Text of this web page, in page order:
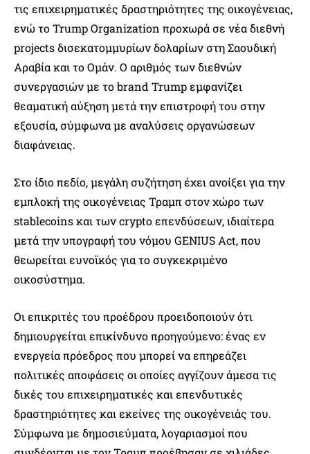
τις επιχειρηματικές δραστηριότητες της οικογένειας,
ενώ το Trump Organization προχωρά σε νέα διεθνή
projects δισεκατομμυρίων δολαρίων στη Σαουδική
Αραβία και το Ομάν. Ο αριθμός των διεθνών
συνεργασιών με το brand Trump εμφανίζει
θεαματική αύξηση μετά την επιστροφή του στην
εξουσία, σύμφωνα με αναλύσεις οργανώσεων
διαφάνειας.
Στο ίδιο πεδίο, μεγάλη συζήτηση έχει ανοίξει για την
εμπλοκή της οικογένειας Τραμπ στον χώρο των
stablecoins και των crypto επενδύσεων, ιδιαίτερα
μετά την υπογραφή του νόμου GENIUS Act, που
θεωρείται ευνοϊκός για το συγκεκριμένο
οικοσύστημα.
Οι επικριτές του προέδρου προειδοποιούν ότι
δημιουργείται επικίνδυνο προηγούμενο: ένας εν
ενεργεία πρόεδρος που μπορεί να επηρεάζει
πολιτικές αποφάσεις οι οποίες αγγίζουν άμεσα τις
δικές του επιχειρηματικές και επενδυτικές
δραστηριότητες και εκείνες της οικογένειάς του.
Σύμφωνα με δημοσιεύματα, λογαριασμοί που